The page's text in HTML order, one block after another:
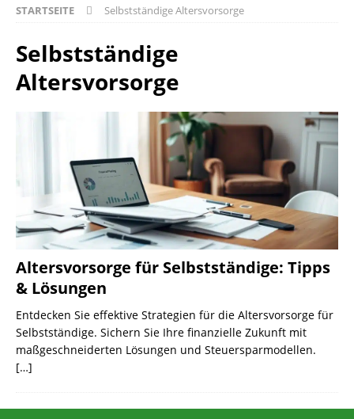
STARTSEITE Selbstständige Altersvorsorge
Selbstständige
Altersvorsorge
Altersvorsorge für Selbstständige: Tipps
& Lösungen
Entdecken Sie effektive Strategien für die Altersvorsorge für
Selbstständige. Sichern Sie Ihre finanzielle Zukunft mit
maßgeschneiderten Lösungen und Steuersparmodellen.
[…]